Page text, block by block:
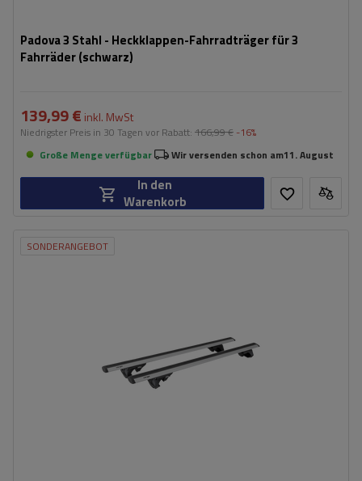
Padova 3 Stahl - Heckklappen-Fahrradträger für 3
Fahrräder (schwarz)
139,99 € inkl. MwSt
Niedrigster Preis in 30 Tagen vor Rabatt: 166,99 € -16%
Große Menge verfügbar
Wir versenden schon am11. August
In den
Warenkorb
SONDERANGEBOT